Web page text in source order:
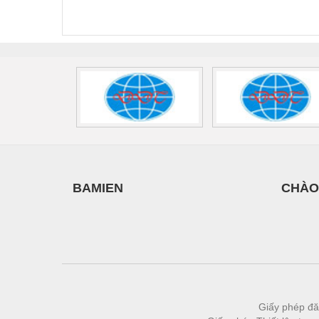
Xe hơi - Phụ tùng
Xe máy - Phụ tùng
Xe tải - phụ tùng
BAMIEN
Giấy phép